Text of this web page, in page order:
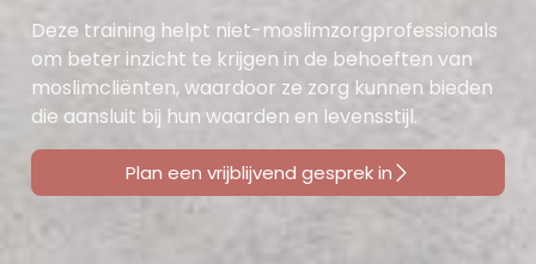
Deze training helpt niet-moslimzorgprofessionals
om beter inzicht te krijgen in de behoeften van
moslimcliënten, waardoor ze zorg kunnen bieden
die aansluit bij hun waarden en levensstijl.
Plan een vrijblijvend gesprek in